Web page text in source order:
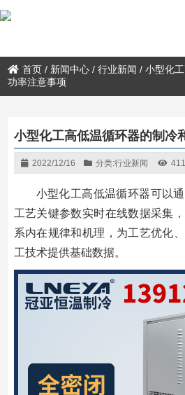
首页 / 新闻中心 /行业新闻 /小型化
功率注意事项
小型化工高低温循环器的制冷
2022/12/16 分类:行业新闻 411
小型化工高低温循环器可以
工艺关键参数实时在线数据采集
系内在规律和机理，为工艺优化
工技术提供基础数据。